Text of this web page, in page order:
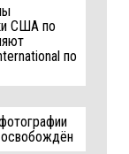
США по
по